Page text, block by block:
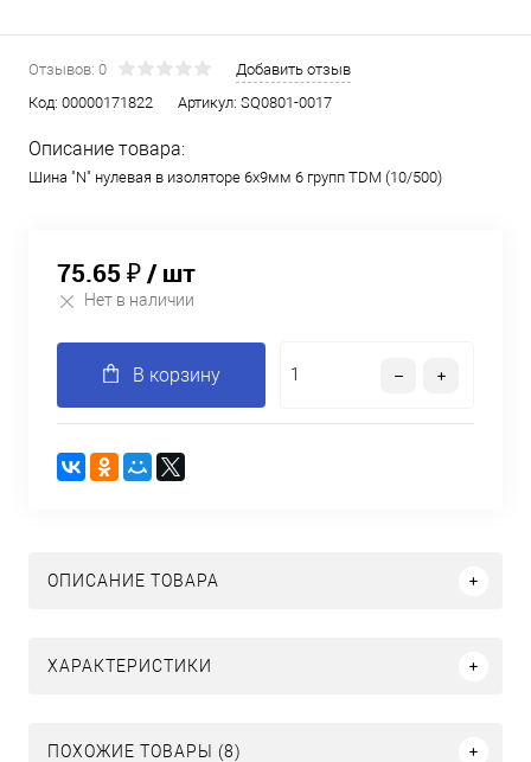
Отзывов: 0
Добавить отзыв
Код: 00000171822 Артикул: SQ0801-0017
Описание товара:
Шина "N" нулевая в изоляторе 6х9мм 6 групп TDM (10/500)
75.65 ₽/ шт
Нет в наличии
В корзину
ОПИСАНИЕ ТОВАРА
ХАРАКТЕРИСТИКИ
ПОХОЖИЕ ТОВАРЫ (8)